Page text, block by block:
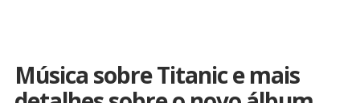
Música sobre Titanic e mais